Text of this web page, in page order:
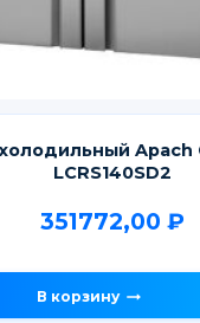
Apach
LCRS140SD2
351772,00 ₽
В корзину